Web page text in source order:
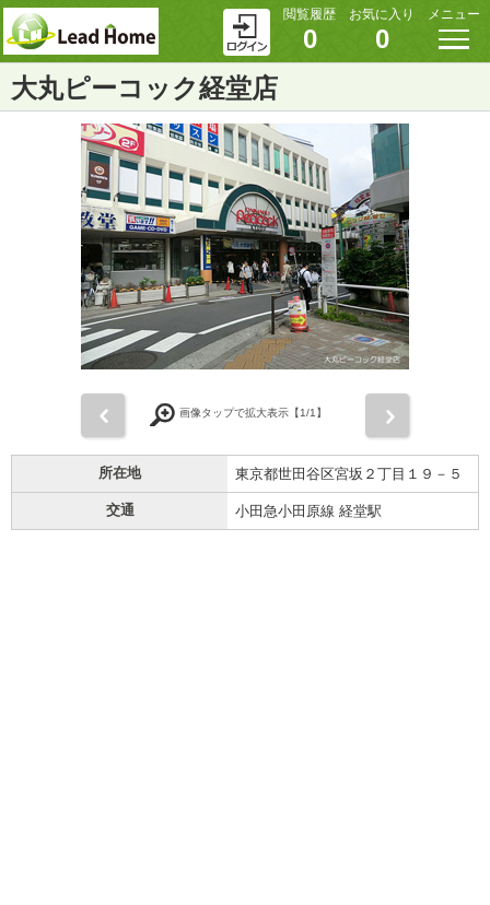
閲覧履歴
0
お気に入り
0
メニュー
大丸ピーコック経堂店
画像タップで拡大表示【1/1】
所在地 東京都世田谷区宮坂２丁目１９－５
交通 小田急小田原線 経堂駅